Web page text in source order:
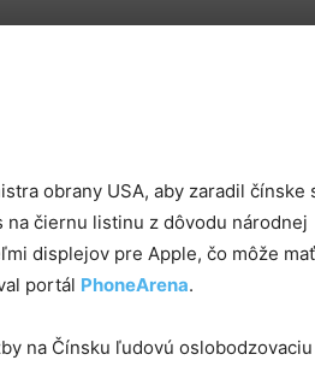
obrany USA, aby zaradil čínske
na čiernu listinu z dôvodu národnej
displejov pre Apple, čo môže
portál PhoneArena.
na Čínsku ľudovú